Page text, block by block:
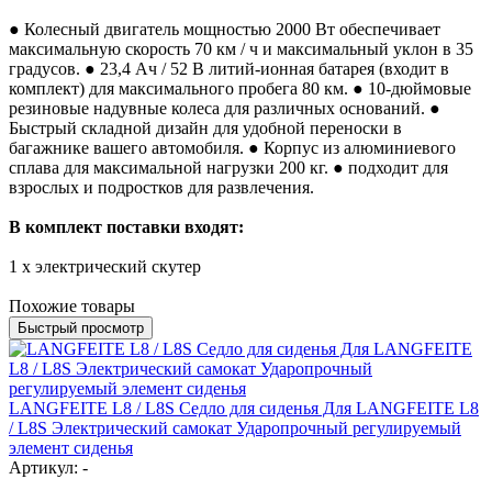
● Колесный двигатель мощностью 2000 Вт обеспечивает
максимальную скорость 70 км / ч и максимальный уклон в 35
градусов. ● 23,4 Ач / 52 В литий-ионная батарея (входит в
комплект) для максимального пробега 80 км. ● 10-дюймовые
резиновые надувные колеса для различных оснований. ●
Быстрый складной дизайн для удобной переноски в
багажнике вашего автомобиля. ● Корпус из алюминиевого
сплава для максимальной нагрузки 200 кг. ● подходит для
взрослых и подростков для развлечения.
В комплект поставки входят:
1 х электрический скутер
Похожие товары
Быстрый просмотр
LANGFEITE L8 / L8S Седло для сиденья Для LANGFEITE L8
/ L8S Электрический самокат Ударопрочный регулируемый
элемент сиденья
Артикул: -